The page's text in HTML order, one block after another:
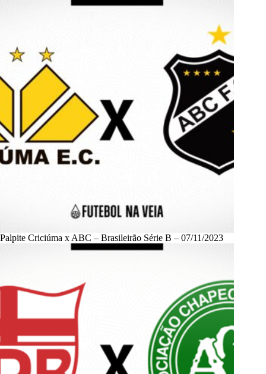
Palpite Criciúma x ABC – Brasileirão Série B – 07/11/2023